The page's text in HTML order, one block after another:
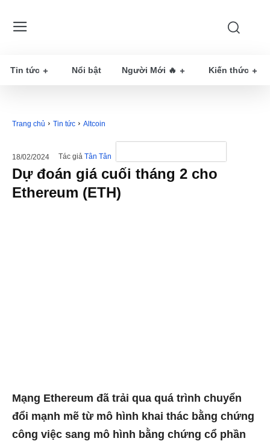
Tin tức Nổi bật Người Mới 🔥 Kiến thức
Trang chủ Tin tức Altcoin
18/02/2024 Tác giả Tân Tân
Dự đoán giá cuối tháng 2 cho
Ethereum (ETH)
Mạng Ethereum đã trải qua quá trình chuyển
đổi mạnh mẽ từ mô hình khai thác bằng chứng
công việc sang mô hình bằng chứng cổ phần